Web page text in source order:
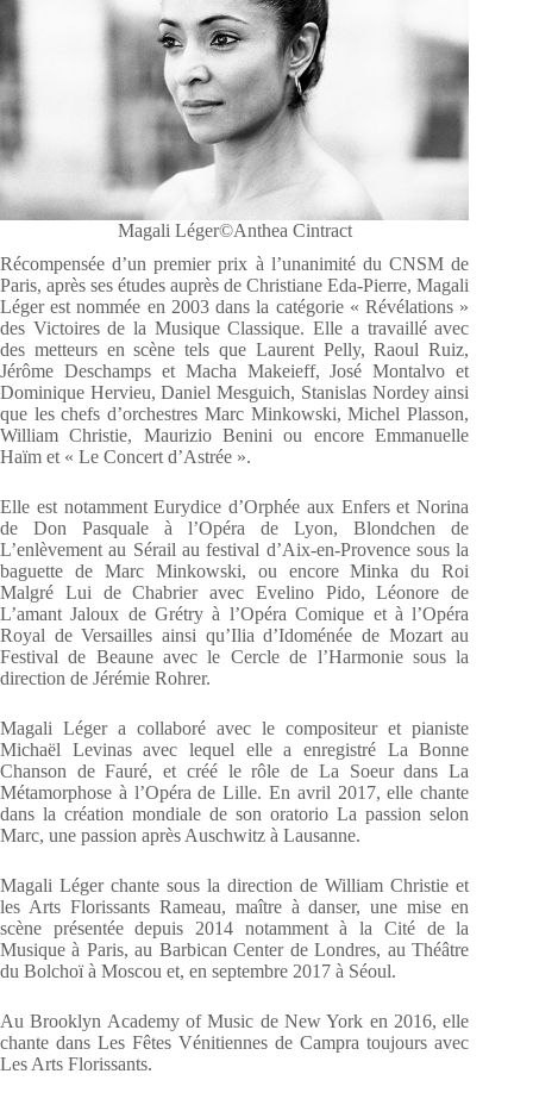
Magali Léger©Anthea Cintract
Récompensée d’un premier prix à l’unanimité du CNSM de
Paris, après ses études auprès de Christiane Eda-Pierre, Magali
Léger est nommée en 2003 dans la catégorie « Révélations »
des Victoires de la Musique Classique. Elle a travaillé avec
des metteurs en scène tels que Laurent Pelly, Raoul Ruiz,
Jérôme Deschamps et Macha Makeieff, José Montalvo et
Dominique Hervieu, Daniel Mesgui­ch, Stanislas Nordey ainsi
que les chefs d’orchestres Marc Minkowski, Michel Plasson,
William Christie, Maurizio Benini ou encore Emmanuelle
Haïm et « Le Concert d’Astrée ».
Elle est notamment Eurydice d’Orphée aux Enfers et Norina
de Don Pasquale à l’Opéra de Lyon, Blondchen de
L’enlèvement au Sérail au festival d’Aix-en-Provence sous la
baguette de Marc Minkowski, ou encore Minka du Roi
Malgré Lui de Chabrier avec Evelino Pido, Léonore de
L’amant Jaloux de Grétry à l’Opéra Comique et à l’Opéra
Royal de Versailles ainsi qu’Ilia d’Idoménée de Mozart au
Festival de Beaune avec le Cercle de l’Harmonie sous la
direction de Jérémie Rohrer.
Magali Léger a collaboré avec le compositeur et pianiste
Michaël Levinas avec lequel elle a enregistré La Bonne
Chanson de Fauré, et créé le rôle de La Soeur dans La
Métamorphose à l’Opéra de Lille. En avril 2017, elle chante
dans la création mondiale de son oratorio La passion selon
Marc, une passion après Auschwitz à Lausanne.
Magali Léger chante sous la direction de William Christie et
les Arts Florissants Rameau, maître à danser, une mise en
scène présentée depuis 2014 notamment à la Cité de la
Musique à Paris, au Barbican Center de Londres, au Théâtre
du Bolchoï à Moscou et, en septembre 2017 à Séoul.
Au Brooklyn Academy of Music de New York en 2016, elle
chante dans Les Fêtes Vénitiennes de Campra toujours avec
Les Arts Florissants.